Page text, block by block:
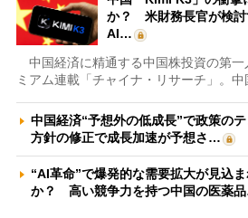
か？ 米財務長官が検討
AI…
中国経済に精通する中国株投資の第一
ミアム連載「チャイナ・リサーチ」。中
中国経済“予想外の低成長”で政策の
方針の修正で成長加速が予想さ…
“AI革命”で爆発的な需要拡大が見込
か？ 高い競争力を持つ中国の医薬